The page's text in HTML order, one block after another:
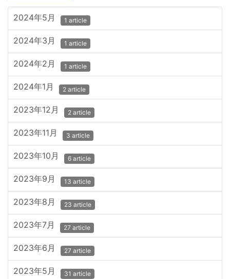
2024年5月 1 article
2024年3月 1 article
2024年2月 1 article
2024年1月 2 article
2023年12月 2 article
2023年11月 3 article
2023年10月 6 article
2023年9月 13 article
2023年8月 23 article
2023年7月 27 article
2023年6月 27 article
2023年5月 31 article